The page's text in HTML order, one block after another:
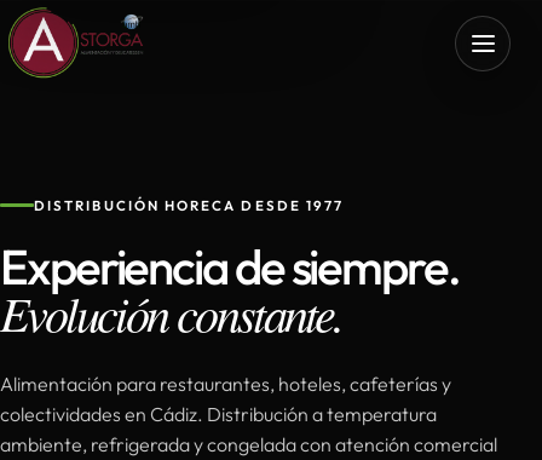
DISTRIBUCIÓN HORECA DESDE 1977
Experiencia de siempre.
Evolución constante.
Alimentación para restaurantes, hoteles, cafeterías y
colectividades en Cádiz. Distribución a temperatura
ambiente, refrigerada y congelada con atención comercial